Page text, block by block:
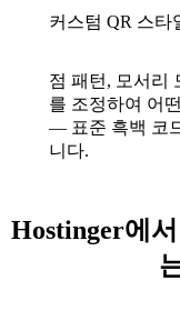
커스텀 QR 스타
점 패턴, 모서리
를 조정하여 어
— 표준 흑백 코
니다.
Hostinger에